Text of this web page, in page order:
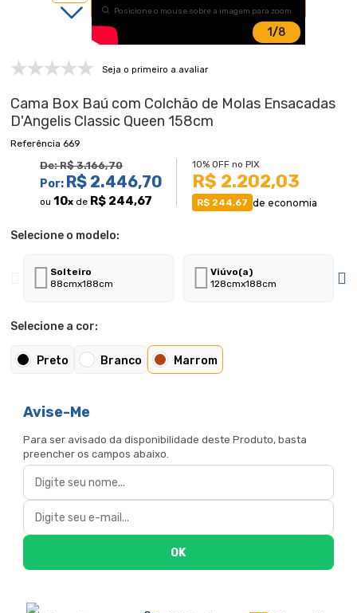
1/8
Posicione o mouse sobre a imagem para zoom
Seja o primeiro a avaliar
Cama Box Baú com Colchão de Molas Ensacadas
D'Angelis Classic Queen 158cm
669
De:R$ 3.166,70
Por: R$ 2.446,70
ou10x de R$ 244,67
10% OFF no PIX
R$ 2.202,03
R$ 244,67 de economia
Selecione o modelo:
Solteiro
88cmx188cm
Viúvo(a)
128cmx188cm
Selecione a cor:
Preto Branco Marrom
Avise-Me
Para ser avisado da disponibilidade deste Produto, basta
preencher os campos abaixo.